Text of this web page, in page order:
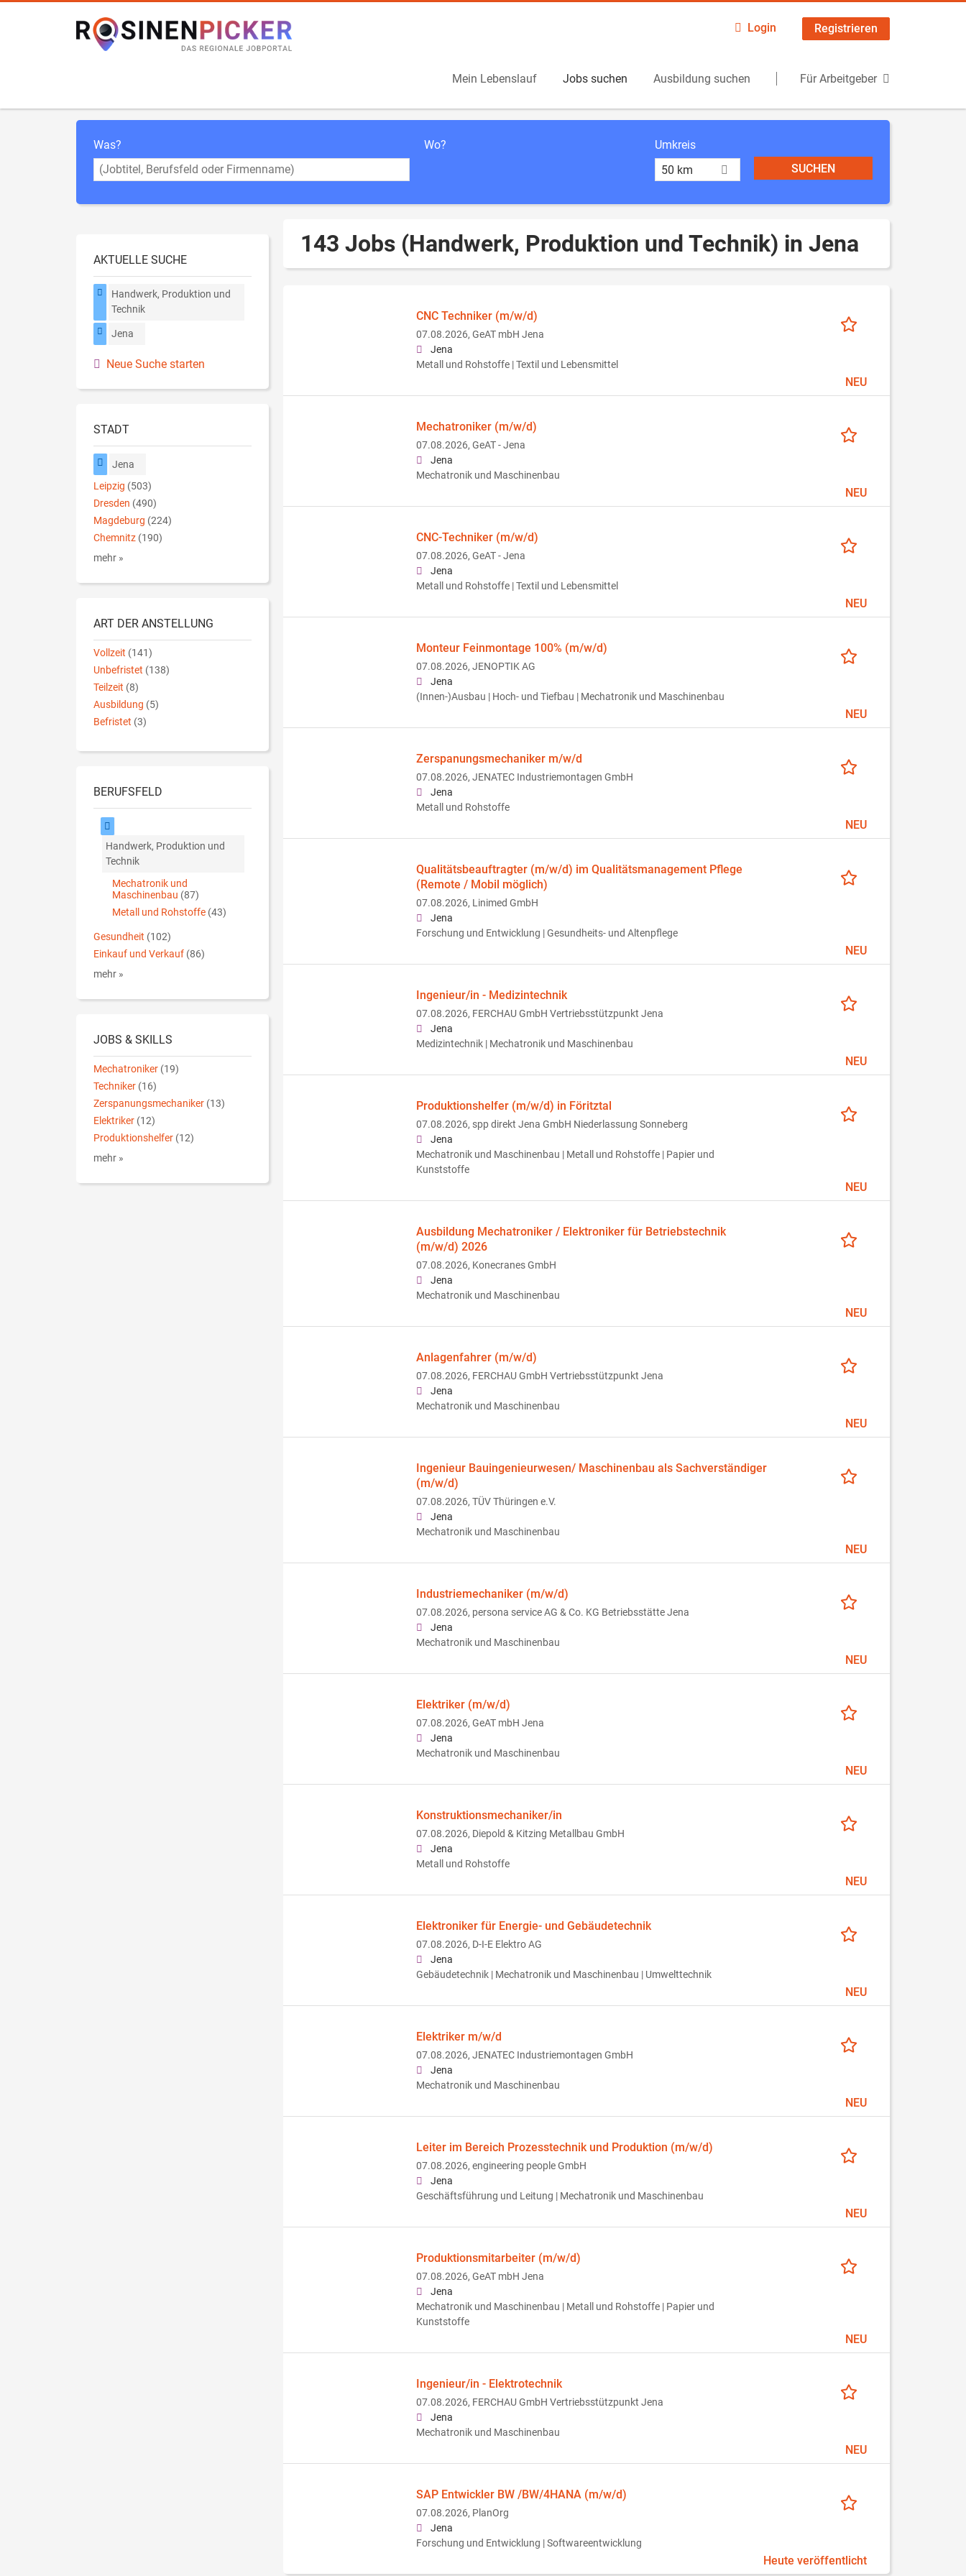
Login Registrieren
Mein Lebenslauf Jobs suchen Ausbildung suchen Für Arbeitgeber
Was? Wo?
Umkreis
50 km
143 Jobs (Handwerk, Produktion und Technik) in Jena
CNC Techniker (m/w/d)
07.08.2026, GeAT mbH Jena
Jena
Metall und Rohstoffe | Textil und Lebensmittel
NEU
Mechatroniker (m/w/d)
07.08.2026, GeAT - Jena
Jena
Mechatronik und Maschinenbau
NEU
CNC-Techniker (m/w/d)
07.08.2026, GeAT - Jena
Jena
Metall und Rohstoffe | Textil und Lebensmittel
NEU
Monteur Feinmontage 100% (m/w/d)
07.08.2026, JENOPTIK AG
Jena
(Innen-)Ausbau | Hoch- und Tiefbau | Mechatronik und Maschinenbau
NEU
Zerspanungsmechaniker m/w/d
07.08.2026, JENATEC Industriemontagen GmbH
Jena
Metall und Rohstoffe
NEU
Qualitätsbeauftragter (m/w/d) im Qualitätsmanagement Pflege
(Remote / Mobil möglich)
07.08.2026, Linimed GmbH
Jena
Forschung und Entwicklung | Gesundheits- und Altenpflege
NEU
Ingenieur/in - Medizintechnik
07.08.2026, FERCHAU GmbH Vertriebsstützpunkt Jena
Jena
Medizintechnik | Mechatronik und Maschinenbau
NEU
Produktionshelfer (m/w/d) in Föritztal
07.08.2026, spp direkt Jena GmbH Niederlassung Sonneberg
Jena
Mechatronik und Maschinenbau | Metall und Rohstoffe | Papier und
Kunststoffe
NEU
Ausbildung Mechatroniker / Elektroniker für Betriebstechnik
(m/w/d) 2026
07.08.2026, Konecranes GmbH
Jena
Mechatronik und Maschinenbau
NEU
Anlagenfahrer (m/w/d)
07.08.2026, FERCHAU GmbH Vertriebsstützpunkt Jena
Jena
Mechatronik und Maschinenbau
NEU
Ingenieur Bauingenieurwesen/ Maschinenbau als Sachverständiger
(m/w/d)
07.08.2026, TÜV Thüringen e.V.
Jena
Mechatronik und Maschinenbau
NEU
Industriemechaniker (m/w/d)
07.08.2026, persona service AG & Co. KG Betriebsstätte Jena
Jena
Mechatronik und Maschinenbau
NEU
Elektriker (m/w/d)
07.08.2026, GeAT mbH Jena
Jena
Mechatronik und Maschinenbau
NEU
Konstruktionsmechaniker/in
07.08.2026, Diepold & Kitzing Metallbau GmbH
Jena
Metall und Rohstoffe
NEU
Elektroniker für Energie- und Gebäudetechnik
07.08.2026, D-I-E Elektro AG
Jena
Gebäudetechnik | Mechatronik und Maschinenbau | Umwelttechnik
NEU
Elektriker m/w/d
07.08.2026, JENATEC Industriemontagen GmbH
Jena
Mechatronik und Maschinenbau
NEU
Leiter im Bereich Prozesstechnik und Produktion (m/w/d)
07.08.2026, engineering people GmbH
Jena
Geschäftsführung und Leitung | Mechatronik und Maschinenbau
NEU
Produktionsmitarbeiter (m/w/d)
07.08.2026, GeAT mbH Jena
Jena
Mechatronik und Maschinenbau | Metall und Rohstoffe | Papier und
Kunststoffe
NEU
Ingenieur/in - Elektrotechnik
07.08.2026, FERCHAU GmbH Vertriebsstützpunkt Jena
Jena
Mechatronik und Maschinenbau
NEU
SAP Entwickler BW /BW/4HANA (m/w/d)
07.08.2026, PlanOrg
Jena
Forschung und Entwicklung | Softwareentwicklung
Heute veröffentlicht
AKTUELLE SUCHE
Handwerk, Produktion und
Technik
Jena
Neue Suche starten
STADT
Jena
Leipzig (503)
Dresden (490)
Magdeburg (224)
Chemnitz (190)
mehr »
ART DER ANSTELLUNG
Vollzeit (141)
Unbefristet (138)
Teilzeit (8)
Ausbildung (5)
Befristet (3)
BERUFSFELD
Handwerk, Produktion und
Technik
Mechatronik und
Maschinenbau (87)
Metall und Rohstoffe (43)
Gesundheit (102)
Einkauf und Verkauf (86)
mehr »
JOBS & SKILLS
Mechatroniker (19)
Techniker (16)
Zerspanungsmechaniker (13)
Elektriker (12)
Produktionshelfer (12)
mehr »